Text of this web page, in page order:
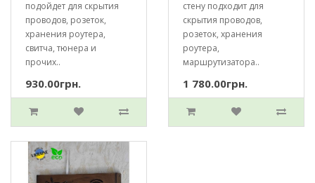
подойдет для скрытия
проводов, розеток,
хранения роутера,
свитча, тюнера и
прочих..
930.00грн.
стену подходит для
скрытия проводов,
розеток, хранения
роутера,
маршрутизатора..
1 780.00грн.